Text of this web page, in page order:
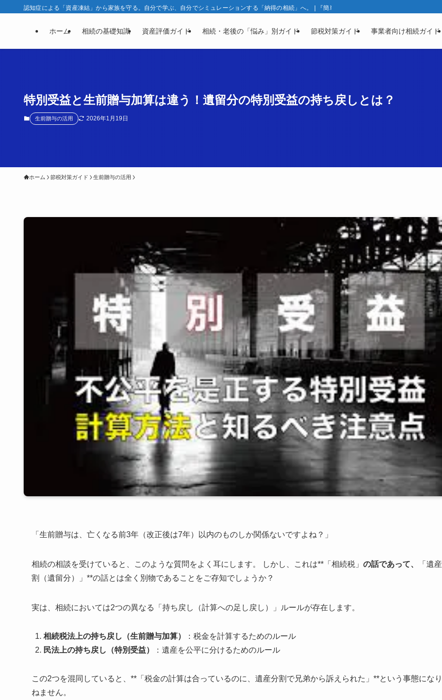
認知症による「資産凍結」から家族を守る。自分で学ぶ、自分でシミュレーションする「納得の相続」へ。 | 『簡単相続ナビ』製品ガイド | 相続と資産凍
ホーム 相続の基礎知識 資産評価ガイド 相続・老後の「悩み」別ガイド 節税対策ガイド 事業者向け相続ガイド
特別受益と生前贈与加算は違う！遺留分の特別受益の持ち戻しとは？
生前贈与の活用 2026年1月19日
ホーム 節税対策ガイド 生前贈与の活用
「生前贈与は、亡くなる前3年（改正後は7年）以内のものしか関係ないですよね？」
相続の相談を受けていると、このような質問をよく耳にします。 しかし、これは**「相続税」 の話であって、
「遺
割（遺留分）」**の話とは全く別物であることをご存知でしょうか？
実は、相続においては2つの異なる「持ち戻し（計算への足し戻し）」ルールが存在します。
相続税法上の持ち戻し（生前贈与加算）
：税金を計算するためのルール
民法上の持ち戻し（特別受益）
：遺産を公平に分けるためのルール
この2つを混同していると、**「税金の計算は合っているのに、遺産分割で兄弟から訴えられた」**という事態にな
ねません。